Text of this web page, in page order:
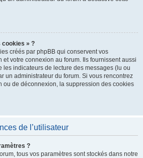
cookies » ?
créés par phpBB qui conservent vos
et votre connexion au forum. Ils fournissent aussi
les indicateurs de lecture des messages (lu ou
un administrateur du forum. Si vous rencontrez
ou de déconnexion, la suppression des cookies
de l’utilisateur
?
tous vos paramètres sont stockés dans notre